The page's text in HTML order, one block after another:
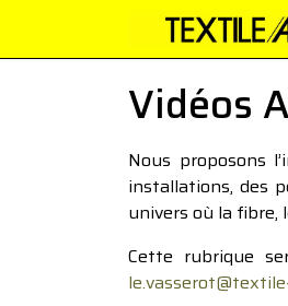
Vidéos
Nous proposons
installations, des
univers où la fibre,
Cette rubrique